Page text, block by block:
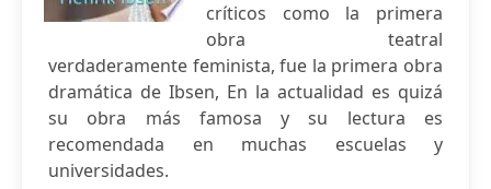
críticos como la primera
obra teatral
verdaderamente feminista, fue la primera obra
dramática de Ibsen, En la actualidad es quizá
su obra más famosa y su lectura es
recomendada en muchas escuelas y
universidades.